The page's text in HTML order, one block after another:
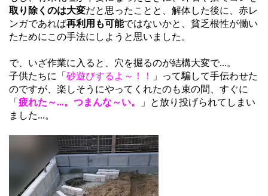
取り除くのは大変だと思ったことと、解体した後に、赤レ
ンガであれば再利用も可能ではないかと、貧乏根性が働い
たためにこの手法にしようと思いました。
で、いざ作業に入ると、穴を掘るのが結構大変で...。
子供たちに「 砂遊びするよ～！！
」って騙して手伝わせた
のですが、楽しそうにやってくれたのも束の間、すぐに
「 疲れた～...。つまんな～い。
」と放り投げられてしまい
ました...。